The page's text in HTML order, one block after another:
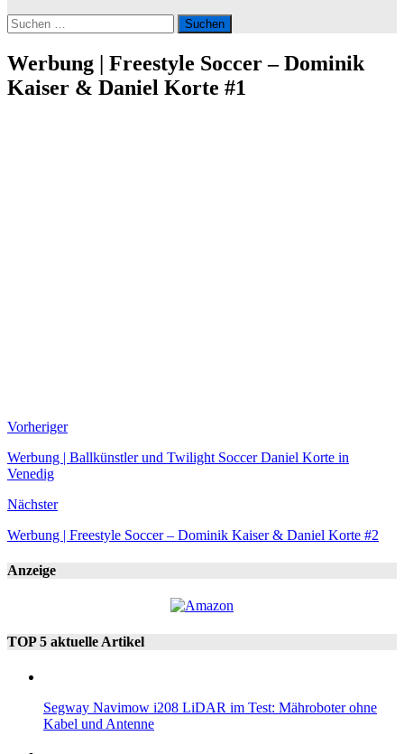
Suchen
nach:
Werbung | Freestyle Soccer – Dominik
Kaiser & Daniel Korte #1
Vorheriger
Werbung | Ballkünstler und Twilight Soccer Daniel Korte in
Venedig
Nächster
Werbung | Freestyle Soccer – Dominik Kaiser & Daniel Korte #2
Anzeige
TOP 5 aktuelle Artikel
Segway Navimow i208 LiDAR im Test: Mähroboter ohne
Kabel und Antenne